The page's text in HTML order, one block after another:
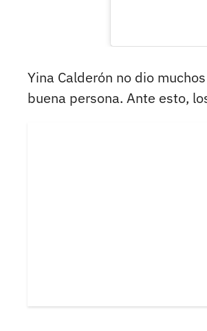
Yina Calderón no dio
buena persona. Ante esto,